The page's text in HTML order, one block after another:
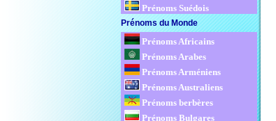
Prénoms Suédois
Prénoms du Monde
Prénoms Africains
Prénoms Arabes
Prénoms Arméniens
Prénoms Australiens
Prénoms berbères
Prénoms Bulgares